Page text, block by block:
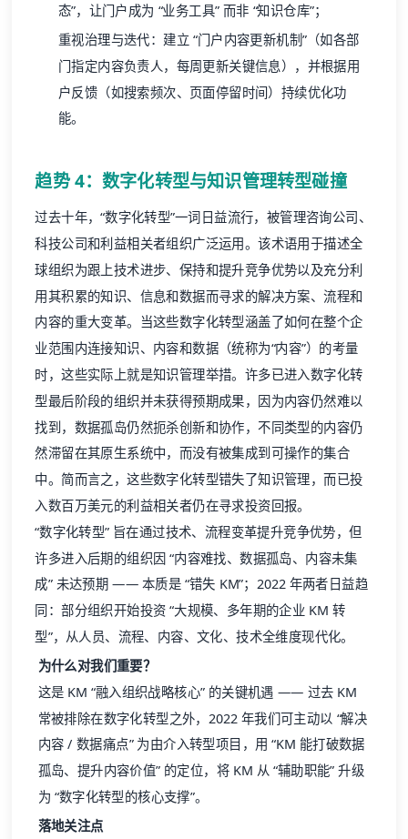
态”，让门户成为 “业务工具” 而非 “知识仓库”；
重视治理与迭代：建立 “门户内容更新机制”（如各部
门指定内容负责人，每周更新关键信息），并根据用
户反馈（如搜索频次、页面停留时间）持续优化功
能。
趋势 4：数字化转型与知识管理转型碰撞
过去十年，“数字化转型”一词日益流行，被管理咨询公司、
科技公司和利益相关者组织广泛运用。该术语用于描述全
球组织为跟上技术进步、保持和提升竞争优势以及充分利
用其积累的知识、信息和数据而寻求的解决方案、流程和
内容的重大变革。当这些数字化转型涵盖了如何在整个企
业范围内连接知识、内容和数据（统称为“内容”）的考量
时，这些实际上就是知识管理举措。许多已进入数字化转
型最后阶段的组织并未获得预期成果，因为内容仍然难以
找到，数据孤岛仍然扼杀创新和协作，不同类型的内容仍
然滞留在其原生系统中，而没有被集成到可操作的集合
中。简而言之，这些数字化转型错失了知识管理，而已投
入数百万美元的利益相关者仍在寻求投资回报。
“数字化转型” 旨在通过技术、流程变革提升竞争优势，但
许多进入后期的组织因 “内容难找、数据孤岛、内容未集
成” 未达预期 —— 本质是 “错失 KM”；2022 年两者日益趋
同：部分组织开始投资 “大规模、多年期的企业 KM 转
型”，从人员、流程、内容、文化、技术全维度现代化。
为什么对我们重要？
这是 KM “融入组织战略核心” 的关键机遇 —— 过去 KM
常被排除在数字化转型之外，2022 年我们可主动以 “解决
内容 / 数据痛点” 为由介入转型项目，用 “KM 能打破数据
孤岛、提升内容价值” 的定位，将 KM 从 “辅助职能” 升级
为 “数字化转型的核心支撑”。
落地关注点